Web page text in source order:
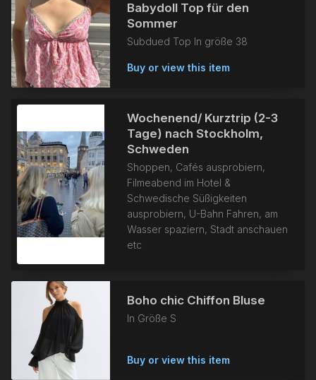
Babydoll Top für den
Sommer
Subdued Top In größe 38
Buy or view this item
Wochenend/ Kurztrip (2-3
Tage) nach Stockholm,
Schweden
Shoppen, Cafés ausprobiern,
Filmeabend im Hotel &
Schwedische Süßigkeiten
ausprobiern, U-Bahn Fahren, am
Wasser spaziern, Stadt anschauen
etc
Boho chic Chiffon Bluse
In Größe S
Buy or view this item